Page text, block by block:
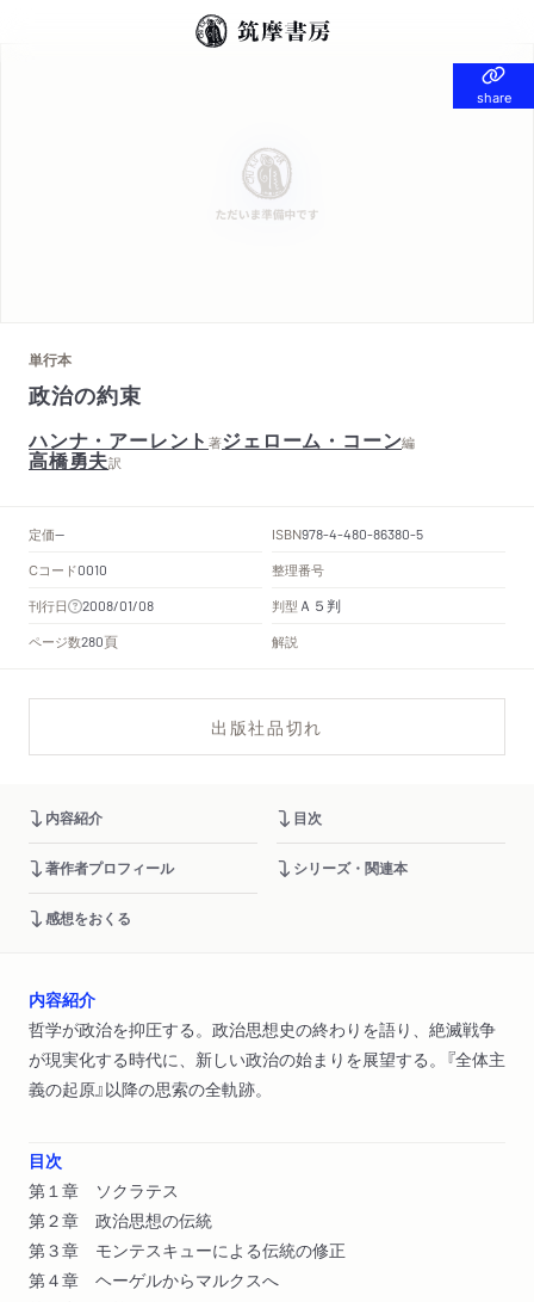
share
share
単行本
政治の約束
ハンナ・アーレント著ジェローム・コーン編
高橋勇夫訳
定価-- ISBN978-4-480-86380-5
Cコード0010
整理番号
刊行日
2008/01/08 判型 Ａ５判
ページ数280頁 解説
出版社品切れ
内容紹介 目次
著作者プロフィール シリーズ・関連本
感想をおくる
内容紹介
哲学が政治を抑圧する。政治思想史の終わりを語り、絶滅戦争
が現実化する時代に、新しい政治の始まりを展望する。『全体主
義の起原』以降の思索の全軌跡。
目次
第１章 ソクラテス
第２章 政治思想の伝統
第３章 モンテスキューによる伝統の修正
第４章 ヘーゲルからマルクスへ